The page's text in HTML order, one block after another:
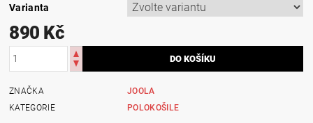
Varianta
890 Kč
ZNAČKA
JOOLA
KATEGORIE
POLOKOŠILE